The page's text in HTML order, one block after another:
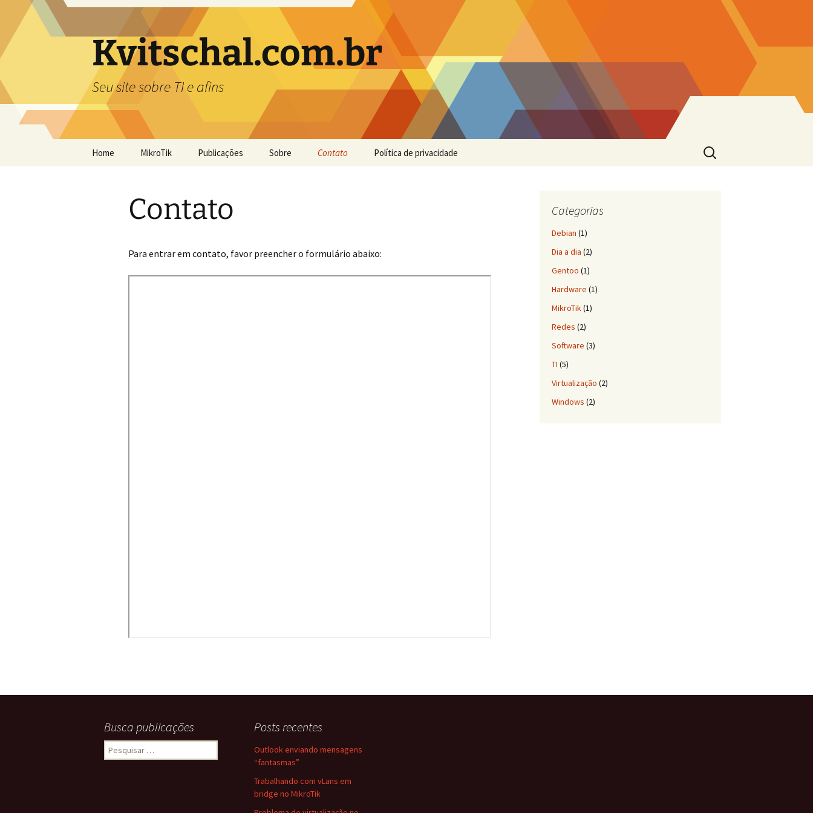
conteúdo
Kvitschal.com.br
Seu site sobre TI e afins
Home MikroTik Publicações Sobre Contato Política de privacidade
Pesquisar
por:
Contato
Para entrar em contato, favor preencher o formulário abaixo:
Categorias
Debian (1)
Dia a dia (2)
Gentoo (1)
Hardware (1)
MikroTik(1)
Redes (2)
Software (3)
TI (5)
Virtualização (2)
Windows (2)
Busca publicações
Pesquisar
por:
Posts recentes
Outlook enviando mensagens
“fantasmas”
Trabalhando com vLans em
bridge no MikroTik